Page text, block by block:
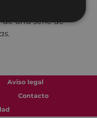
la competición a
de una serie de
Aviso legal
Contacto